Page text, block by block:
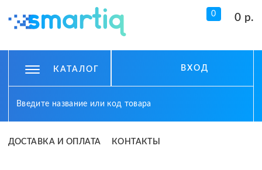
0 0 р.
КАТАЛОГ ВХОД
ДОСТАВКА И ОПЛАТА КОНТАКТЫ